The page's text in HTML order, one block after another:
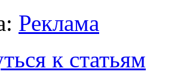
Реклама
к статьям